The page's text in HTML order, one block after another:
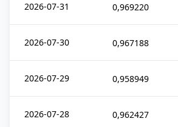
2026-07-31 0,969220
2026-07-30 0,967188
2026-07-29 0,958949
2026-07-28 0,962427